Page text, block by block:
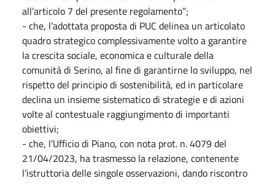
all’articolo 7 del presente regolamento”;
- che, l’adottata proposta di PUC delinea un articolato
quadro strategico complessivamente volto a garantire
la crescita sociale, economica e culturale della
comunità di Serino, al fine di garantirne lo sviluppo, nel
rispetto del principio di sostenibilità, ed in particolare
declina un insieme sistematico di strategie e di azioni
volte al contestuale raggiungimento di importanti
obiettivi;
- che, l’Ufficio di Piano, con nota prot. n. 4079 del
21/04/2023, ha trasmesso la relazione, contenente
l’istruttoria delle singole osservazioni, dando riscontro